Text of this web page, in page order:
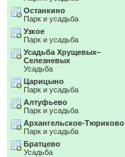
Останкино
Парк и усадьба
Узкое
Парк и усадьба
Усадьба Хрущевых–
Селезневых
Усадьба
Царицыно
Парк и усадьба
Алтуфьево
Парк и усадьба
Архангельское-Тюриково
Парк и усадьба
Братцево
Усадьба